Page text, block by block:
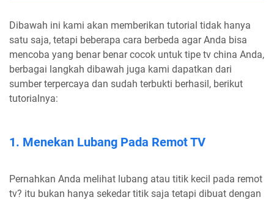
Dibawah ini kami akan memberikan tutorial tidak hanya
satu saja, tetapi beberapa cara berbeda agar Anda bisa
mencoba yang benar benar cocok untuk tipe tv china Anda,
berbagai langkah dibawah juga kami dapatkan dari
sumber terpercaya dan sudah terbukti berhasil, berikut
tutorialnya:
1. Menekan Lubang Pada Remot TV
Pernahkan Anda melihat lubang atau titik kecil pada remot
tv? itu bukan hanya sekedar titik saja tetapi dibuat dengan